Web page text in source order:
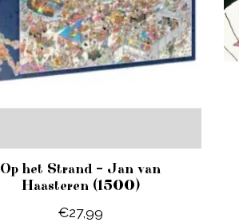
Op het Strand – Jan van
Haasteren (1500)
€27,99